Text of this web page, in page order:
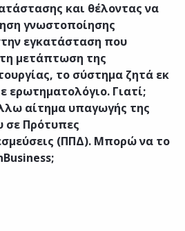
και θέλοντας να
γνωστοποίησης
εγκατάσταση που
μετάπτωση της
το σύστημα ζητά εκ
ερωτηματολόγιο. Γιατί;
αίτημα υπαγωγής της
σε Πρότυπες
(ΠΠΔ). Μπορώ να το